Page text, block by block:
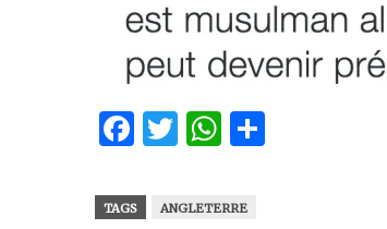
Facebook
Twitter
WhatsApp
TAGS ANGLETERRE